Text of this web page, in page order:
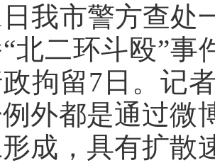
日我市警方查处
北二环斗殴”事
拘留7日。记
外都是通过微
成，具有扩散